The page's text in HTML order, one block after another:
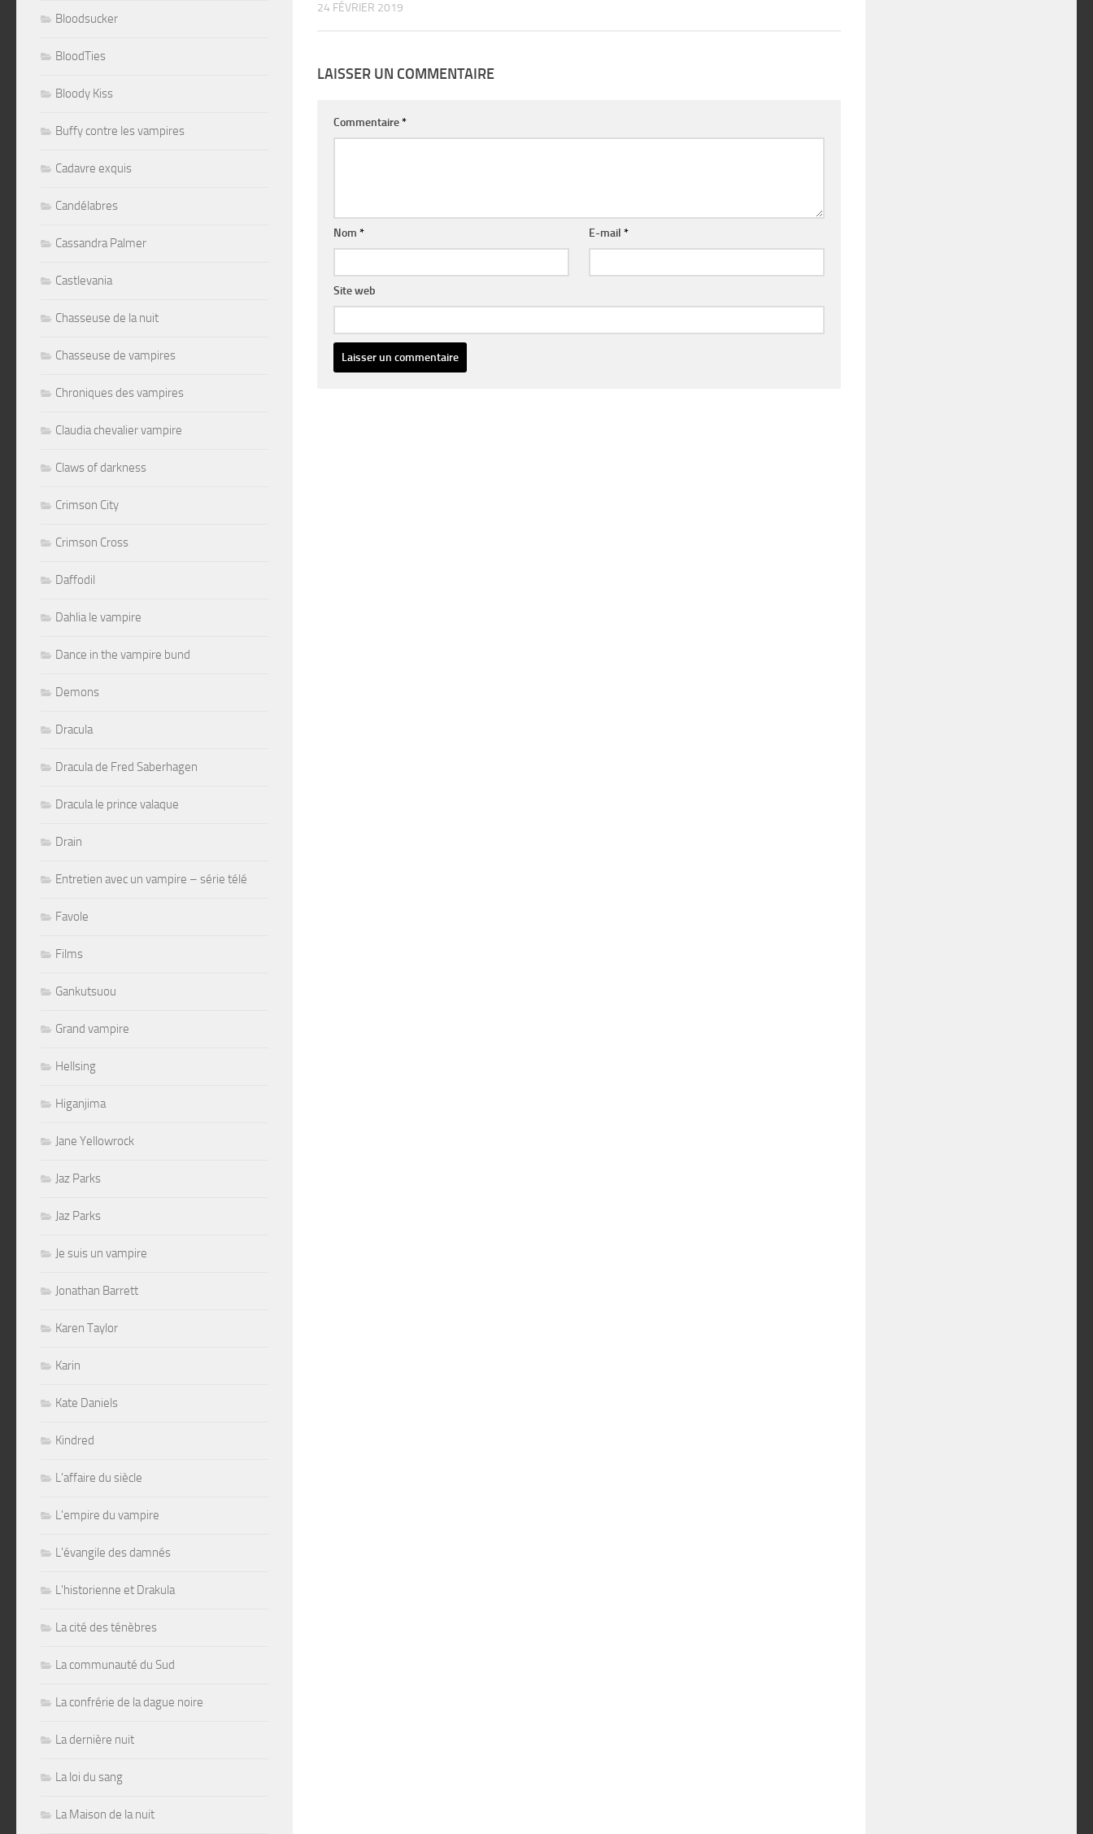
24 FÉVRIER 2019
LAISSER UN COMMENTAIRE
Commentaire*
Nom * E-mail*
Site web
Bloodsucker
BloodTies
Bloody Kiss
Buffy contre les vampires
Cadavre exquis
Candélabres
Cassandra Palmer
Castlevania
Chasseuse de la nuit
Chasseuse de vampires
Chroniques des vampires
Claudia chevalier vampire
Claws of darkness
Crimson City
Crimson Cross
Daffodil
Dahlia le vampire
Dance in the vampire bund
Demons
Dracula
Dracula de Fred Saberhagen
Dracula le prince valaque
Drain
Entretien avec un vampire – série télé
Favole
Films
Gankutsuou
Grand vampire
Hellsing
Higanjima
Jane Yellowrock
Jaz Parks
Jaz Parks
Je suis un vampire
Jonathan Barrett
Karen Taylor
Karin
Kate Daniels
Kindred
L'affaire du siècle
L'empire du vampire
L'évangile des damnés
L'historienne et Drakula
La cité des ténèbres
La communauté du Sud
La confrérie de la dague noire
La dernière nuit
La loi du sang
La Maison de la nuit